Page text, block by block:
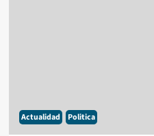
Actualidad Politica